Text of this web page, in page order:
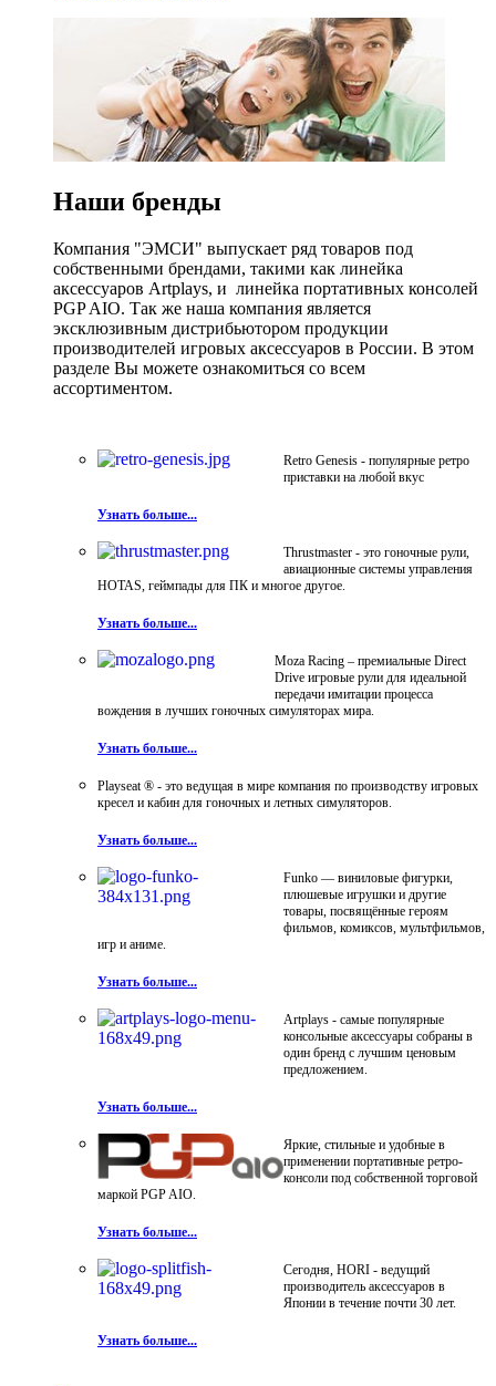
Наши бренды
Компания "ЭМСИ" выпускает ряд товаров под
собственными брендами, такими как линейка
аксессуаров Artplays, и линейка портативных консолей
PGP AIO. Так же наша компания является
эксклюзивным дистрибьютором продукции
производителей игровых аксессуаров в России. В этом
разделе Вы можете ознакомиться со всем
ассортиментом.
Retro Genesis - популярные ретро
приставки на любой вкус
Узнать больше...
Thrustmaster - это гоночные рули,
авиационные системы управления
HOTAS, геймпады для ПК и многое другое.
Узнать больше...
Moza Racing – премиальные Direct
Drive игровые рули для идеальной
передачи имитации процесса
вождения в лучших гоночных симуляторах мира.
Узнать больше...
Playseat ® - это ведущая в мире компания по производству игровых
кресел и кабин для гоночных и летных симуляторов.
Узнать больше...
Funko — виниловые фигурки,
плюшевые игрушки и другие
товары, посвящённые героям
фильмов, комиксов, мультфильмов,
игр и аниме.
Узнать больше...
Artplays - самые популярные
консольные аксессуары собраны в
один бренд с лучшим ценовым
предложением.
Узнать больше...
Яркие, стильные и удобные в
применении портативные ретро-
консоли под собственной торговой
маркой PGP AIO.
Узнать больше...
Сегодня, HORI - ведущий
производитель аксессуаров в
Японии в течение почти 30 лет.
Узнать больше...